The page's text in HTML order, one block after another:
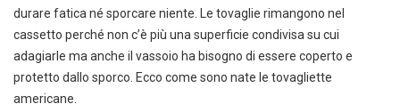
durare fatica né sporcare niente. Le tovaglie rimangono nel
cassetto perché non c’è più una superficie condivisa su cui
adagiarle ma anche il vassoio ha bisogno di essere coperto e
protetto dallo sporco. Ecco come sono nate le tovagliette
americane.